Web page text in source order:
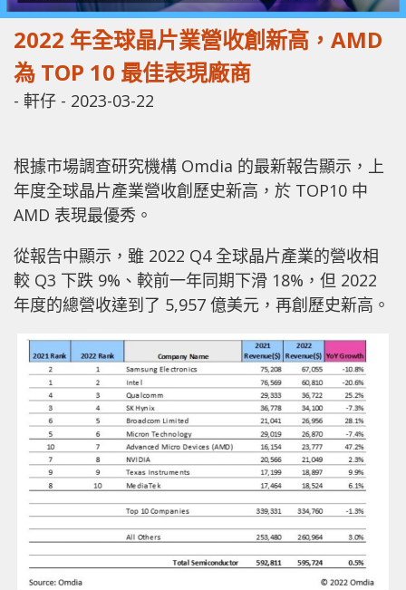
2022 年全球晶片業營收創新高，AMD
為 TOP 10 最佳表現廠商
- 軒仔 - 2023-03-22
根據市場調查研究機構 Omdia 的最新報告顯示，上
年度全球晶片產業營收創歷史新高，於 TOP10 中
AMD 表現最優秀。
從報告中顯示，雖 2022 Q4 全球晶片產業的營收相
較 Q3 下跌 9%、較前一年同期下滑 18%，但 2022
年度的總營收達到了 5,957 億美元，再創歷史新高。